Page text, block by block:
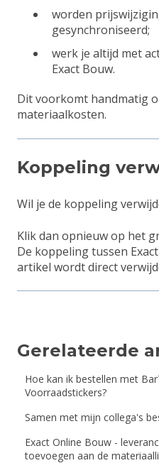
worden
gesynchroniseerd;
werk je altijd met
Exact Bouw.
Dit voorkomt handmatig
materiaalkosten.
Koppeling
Wil je de koppeling
Klik dan opnieuw op het
De koppeling tussen
artikel wordt direct
Gerelateerde
Hoe kan ik bestellen met
Voorraadstickers?
Samen met mijn collega's
Exact Online Bouw -
toevoegen aan de